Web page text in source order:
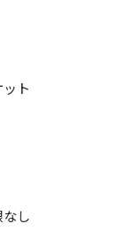
ト
し